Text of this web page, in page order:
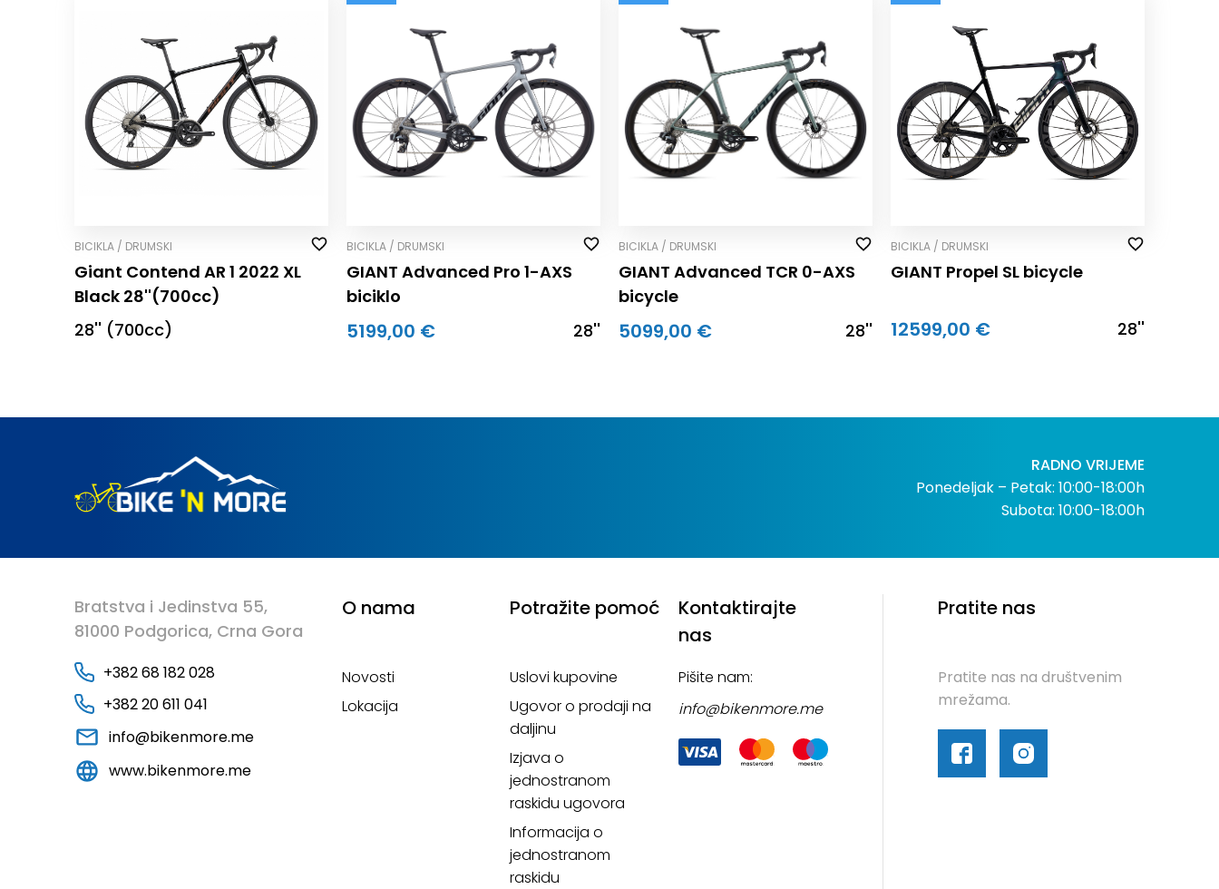
BICIKLA / DRUMSKI
Giant Contend AR 1 2022 XL
Black 28''(700cc)
28'' (700cc)
BICIKLA / DRUMSKI
GIANT Advanced Pro 1-AXS
biciklo
5199,00 € 28''
BICIKLA / DRUMSKI
GIANT Advanced TCR 0-AXS
bicycle
5099,00 € 28''
BICIKLA / DRUMSKI
GIANT Propel SL bicycle
12599,00 € 28''
RADNO VRIJEME
Ponedeljak – Petak: 10:00-18:00h
Subota: 10:00-18:00h
Bratstva i Jedinstva 55,
81000 Podgorica, Crna Gora
+382 68 182 028
+382 20 611 041
info@bikenmore.me
www.bikenmore.me
O nama
Novosti
Lokacija
Potražite pomoć
Uslovi kupovine
Ugovor o prodaji na
daljinu
Izjava o
jednostranom
raskidu ugovora
Informacija o
jednostranom
raskidu
Kontaktirajte
nas
Pišite nam:
info@bikenmore.me
Pratite nas
Pratite nas na društvenim
mrežama.